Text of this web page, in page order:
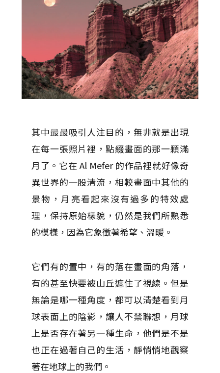
其中最最吸引人注目的，無非就是出現
在每一張照片裡，點綴畫面的那一顆滿
月了。它在 Al Mefer 的作品裡就好像奇
異世界的一股清流，相較畫面中其他的
景物，月亮看起來沒有過多的特效處
理，保持原始樣貌，仍然是我們所熟悉
的模樣，因為它象徵著希望、溫暖。
它們有的置中，有的落在畫面的角落，
有的甚至快要被山丘遮住了視線。但是
無論是哪一種角度，都可以清楚看到月
球表面上的陰影，讓人不禁聯想，月球
上是否存在著另一種生命，他們是不是
也正在過著自己的生活，靜悄悄地觀察
著在地球上的我們。